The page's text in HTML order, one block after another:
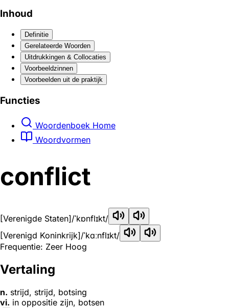
Inhoud
Definitie
Gerelateerde Woorden
Uitdrukkingen & Collocaties
Voorbeeldzinnen
Voorbeelden uit de praktijk
Functies
Woordenboek Home
Woordvormen
conflict
[Verenigde Staten]/ˈkɒnflɪkt/
[Verenigd Koninkrijk]/ˈkɑːnflɪkt/
Frequentie: Zeer Hoog
Vertaling
n. strijd, strijd, botsing
vi. in oppositie zijn, botsen